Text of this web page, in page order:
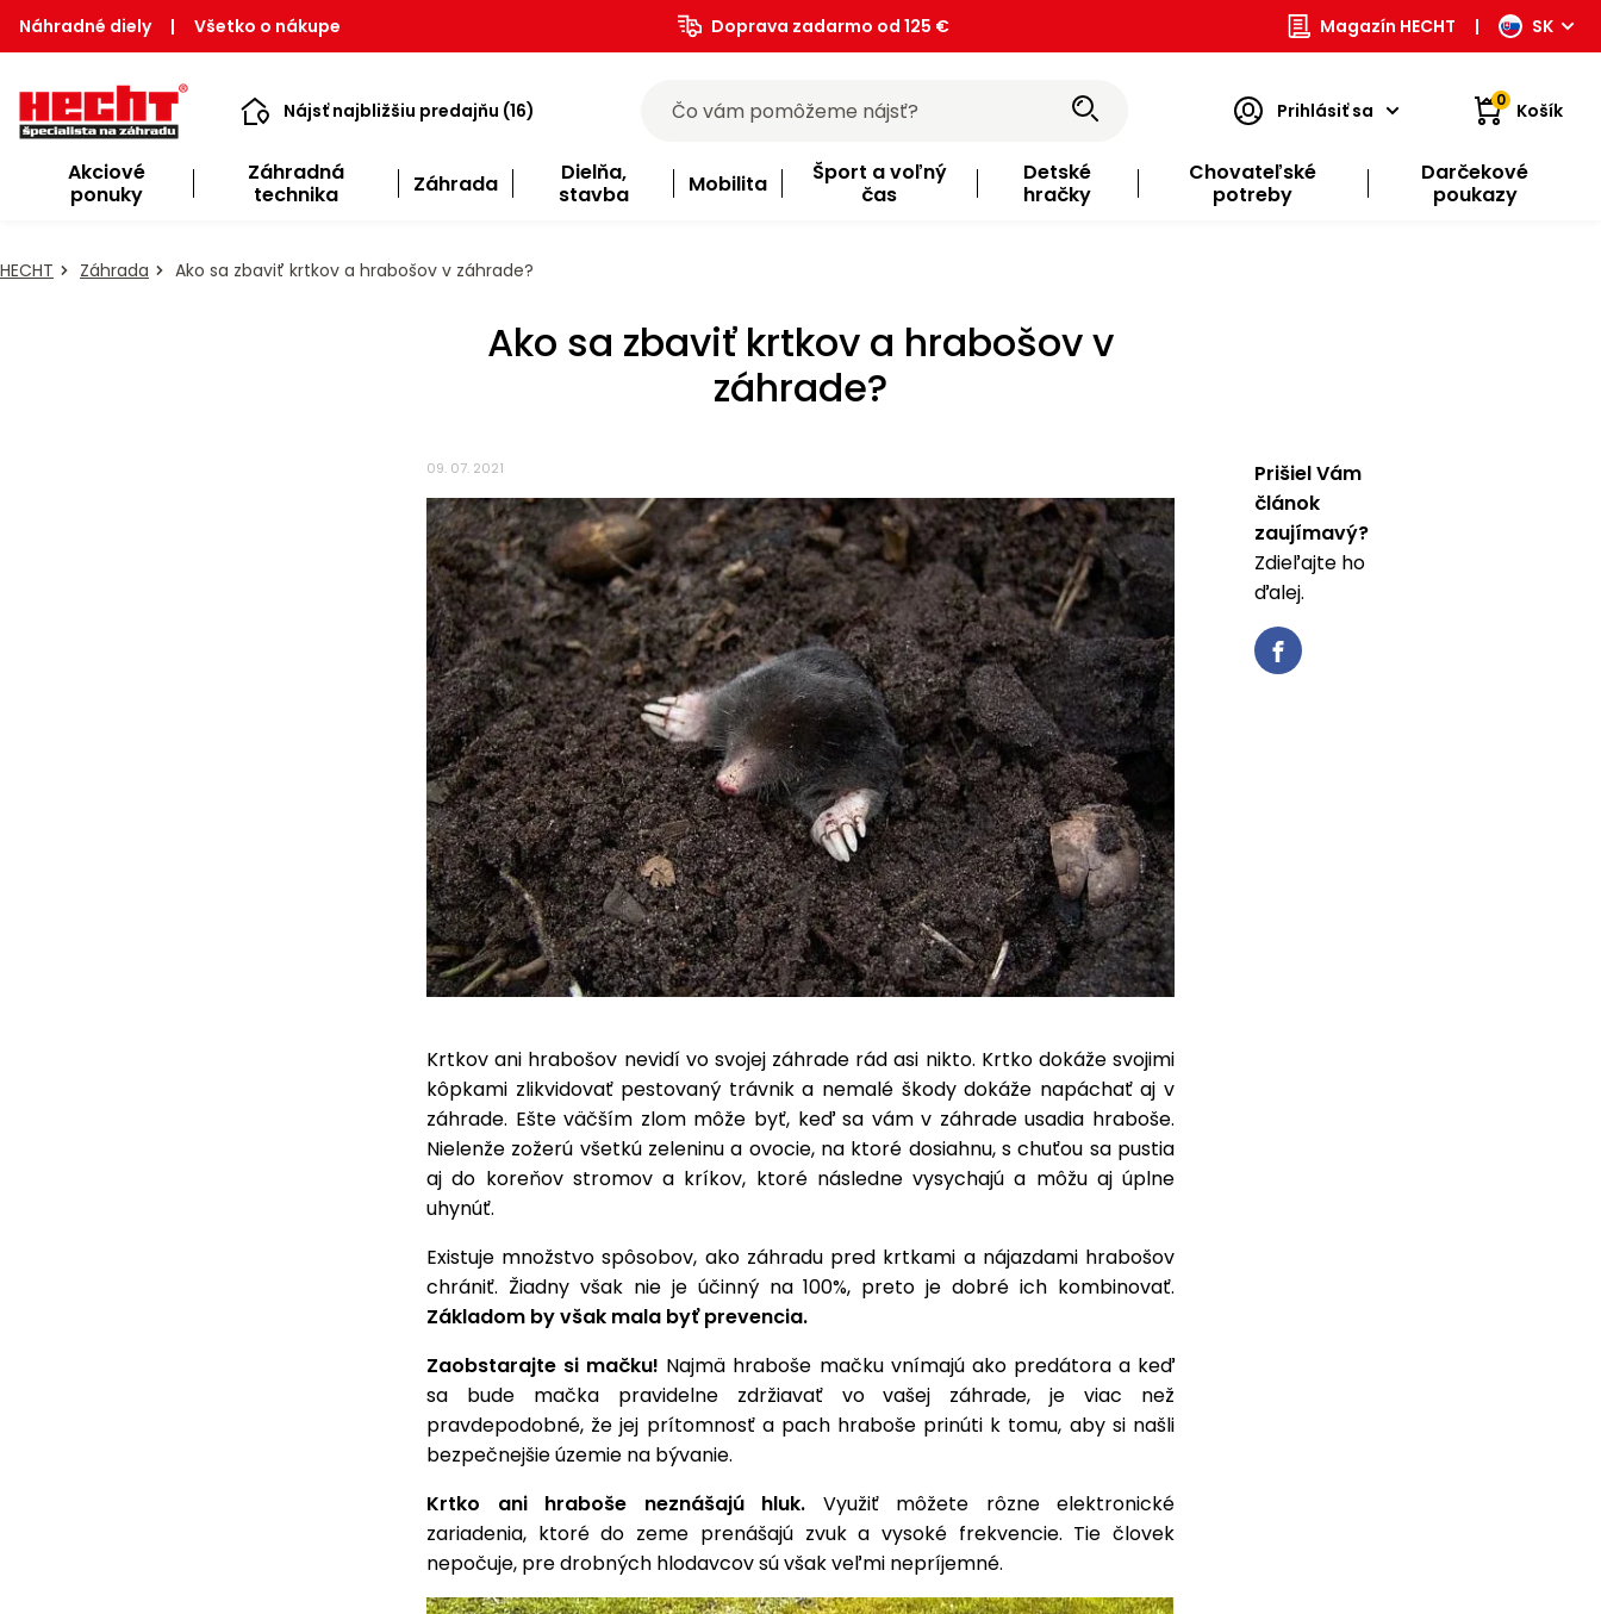
Náhradné diely | Všetko o nákupe Doprava zadarmo od 125 € Magazín HECHT | SK
Nájsť najbližšiu predajňu (16) Prihlásiť sa 0 Košík
Akciové
ponuky
Záhradná
technika
Záhrada
Dielňa,
stavba
Mobilita
Šport a voľný
čas
Detské
hračky
Chovateľské
potreby
Darčekové
poukazy
HECHT Záhrada Ako sa zbaviť krtkov a hrabošov v záhrade?
Ako sa zbaviť krtkov a hrabošov v
záhrade?
09. 07. 2021
Krtkov ani hrabošov nevidí vo svojej záhrade rád asi nikto. Krtko dokáže svojimi
kôpkami zlikvidovať pestovaný trávnik a nemalé škody dokáže napáchať aj v
záhrade. Ešte väčším zlom môže byť, keď sa vám v záhrade usadia hraboše.
Nielenže zožerú všetkú zeleninu a ovocie, na ktoré dosiahnu, s chuťou sa pustia
aj do koreňov stromov a kríkov, ktoré následne vysychajú a môžu aj úplne
uhynúť.
Existuje množstvo spôsobov, ako záhradu pred krtkami a nájazdami hrabošov
chrániť. Žiadny však nie je účinný na 100%, preto je dobré ich kombinovať.
Základom by však mala byť prevencia.
Zaobstarajte si mačku! Najmä hraboše mačku vnímajú ako predátora a keď
sa bude mačka pravidelne zdržiavať vo vašej záhrade, je viac než
pravdepodobné, že jej prítomnosť a pach hraboše prinúti k tomu, aby si našli
bezpečnejšie územie na bývanie.
Krtko ani hraboše neznášajú hluk. Využiť môžete rôzne elektronické
zariadenia, ktoré do zeme prenášajú zvuk a vysoké frekvencie. Tie človek
nepočuje, pre drobných hlodavcov sú však veľmi nepríjemné.
Prišiel Vám
článok
zaujímavý?
Zdieľajte ho
ďalej.